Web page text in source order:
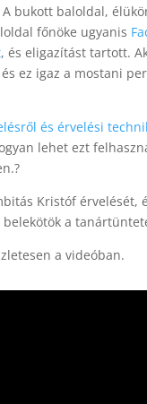
bukott baloldal,
főnöke ugyanis
, és eligazítást tartott.
ez igaz a mostani
és érvelési
lehet ezt
Kristóf érvelését,
belekötök a
a videóban.